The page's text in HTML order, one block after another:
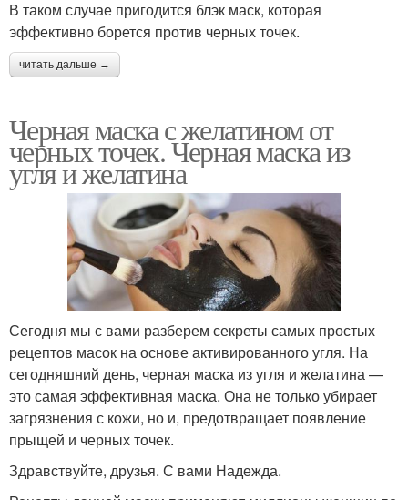
В таком случае пригодится блэк маск, которая
эффективно борется против черных точек.
читать дальше →
Черная маска с желатином от
черных точек. Черная маска из
угля и желатина
Сегодня мы с вами разберем секреты самых простых
рецептов масок на основе активированного угля. На
сегодняшний день, черная маска из угля и желатина —
это самая эффективная маска. Она не только убирает
загрязнения с кожи, но и, предотвращает появление
прыщей и черных точек.
Здравствуйте, друзья. С вами Надежда.